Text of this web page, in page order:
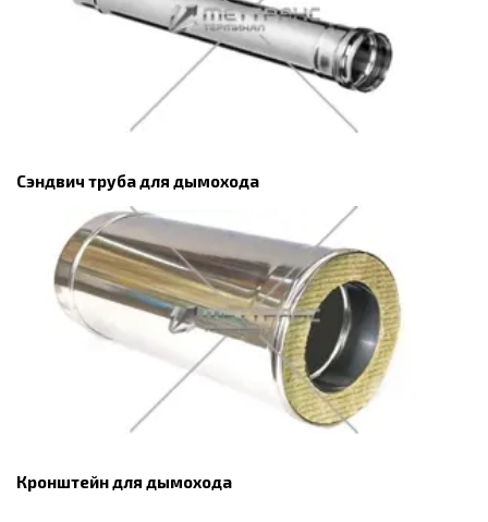
Сэндвич труба для дымохода
Кронштейн для дымохода